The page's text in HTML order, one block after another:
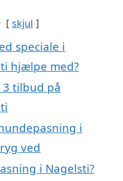
skjul
speciale i
hjælpe med?
tilbud på
i
ved
i Nagelsti?